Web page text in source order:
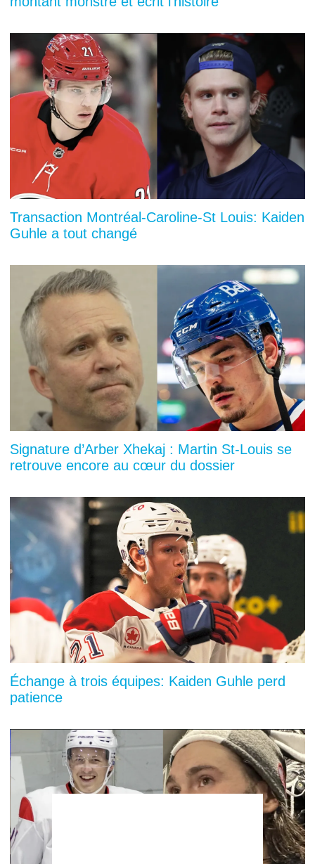
Transaction Montréal-Caroline-St Louis: Kaiden
Guhle a tout changé
Signature d’Arber Xhekaj : Martin St-Louis se
retrouve encore au cœur du dossier
Échange à trois équipes: Kaiden Guhle perd
patience